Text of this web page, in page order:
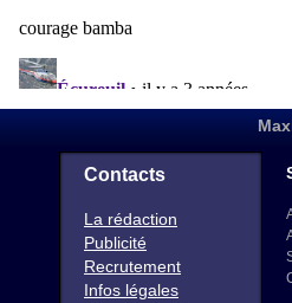
Contacts
La rédaction
Publicité
Recrutement
Infos légales